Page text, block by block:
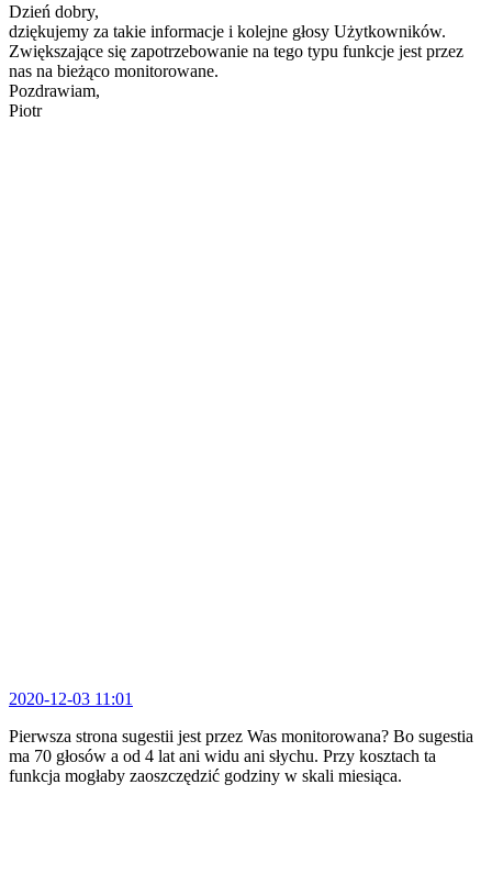
Dzień dobry,
dziękujemy za takie informacje i kolejne głosy Użytkowników.
Zwiększające się zapotrzebowanie na tego typu funkcje jest przez
nas na bieżąco monitorowane.
Pozdrawiam,
Piotr
2020-12-03 11:01
Pierwsza strona sugestii jest przez Was monitorowana? Bo sugestia
ma 70 głosów a od 4 lat ani widu ani słychu. Przy kosztach ta
funkcja mogłaby zaoszczędzić godziny w skali miesiąca.